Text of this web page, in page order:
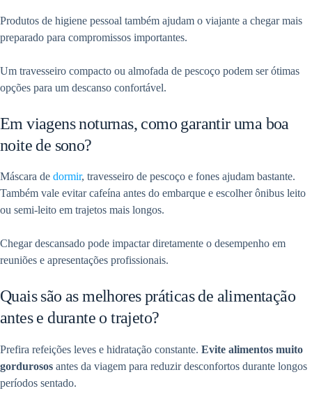
Produtos de higiene pessoal também ajudam o viajante a chegar mais
preparado para compromissos importantes.
Um travesseiro compacto ou almofada de pescoço podem ser ótimas
opções para um descanso confortável.
Em viagens noturnas, como garantir uma boa
noite de sono?
Máscara de dormir, travesseiro de pescoço e fones ajudam bastante.
Também vale evitar cafeína antes do embarque e escolher ônibus leito
ou semi-leito em trajetos mais longos.
Chegar descansado pode impactar diretamente o desempenho em
reuniões e apresentações profissionais.
Quais são as melhores práticas de alimentação
antes e durante o trajeto?
Prefira refeições leves e hidratação constante. Evite alimentos muito
gordurosos antes da viagem para reduzir desconfortos durante longos
períodos sentado.